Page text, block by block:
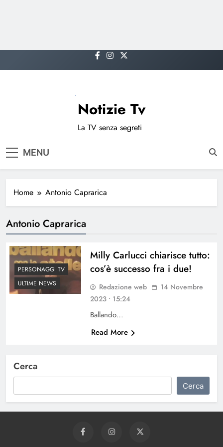
to
Notizie Tv
La TV senza segreti
MENU
Home Antonio Caprarica
Antonio Caprarica
PERSONAGGI TV
ULTIME NEWS
Milly Carlucci chiarisce tutto:
cos’è successo fra i due!
Redazione web
14 Novembre
2023 • 15:24
Ballando…
Read More
Cerca
Cerca